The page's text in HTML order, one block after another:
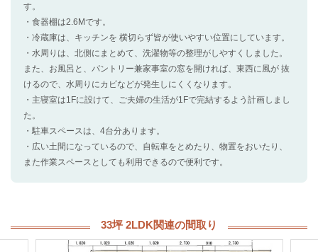
す。
・食器棚は2.6Mです。
・冷蔵庫は、キッチンを 横切らず皆が使いやすい位置にしています。
・水周りは、北側にまとめて、洗濯物等の整理がしやすくしました。
また、お風呂と、パントリー兼家事室の窓を開ければ、東西に風が 抜
けるので、水周りにカビなどが発生しにくくなります。
・主寝室は1Fに設けて、ご夫婦の生活が1Fで完結するよう計画しまし
た。
・駐車スペースは、4台分あります。
・広い土間になっているので、自転車をとめたり、物置をおいたり、
また作業スペースとしても利用できるので便利です。
33坪 2LDK関連の間取り